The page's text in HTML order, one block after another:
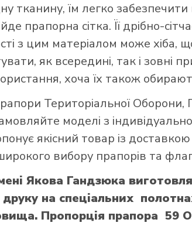
тканину, їм легко забезпечити
прапорна сітка. Її дрібно-
з цим матеріалом може
як всередині, так і зовні
хоча їх також
Територіальної Оборони,
моделі з
якісний товар із
вибору прапорів та
Якова Гандзюка
на спеціальних
Пропорція прапора 59